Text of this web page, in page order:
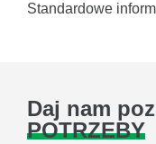
Standardowe
Daj nam
POTRZEBY